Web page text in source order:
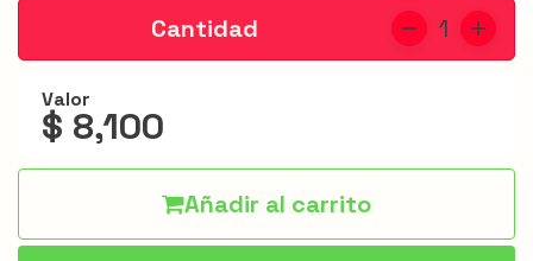
Cantidad 1
Valor
$ 8,100
Añadir al carrito
Alitas
Acompañantes